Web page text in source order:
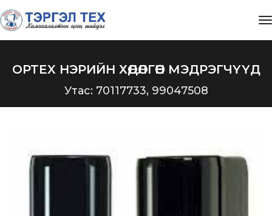
OPTEX НЭРИЙН ХӨДӨЛГӨӨН МЭДРЭГЧҮҮД
Утас: 70117733, 99047508